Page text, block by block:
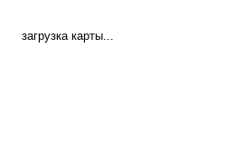
загрузка карты...